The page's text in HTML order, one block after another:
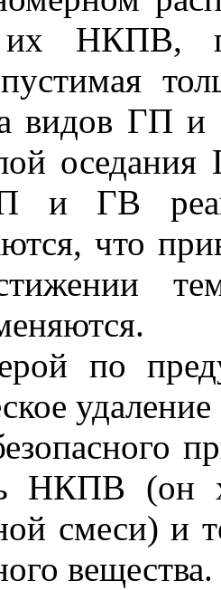
их НКПВ,
видов ГП
и ГВ
что
по
НКПВ (он
смеси) и
вещества.